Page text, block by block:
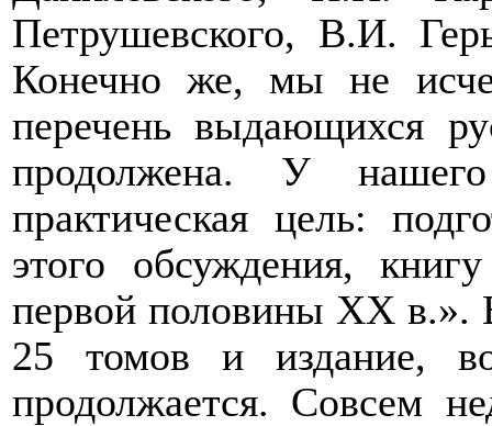
Петрушевского, В.И.
Конечно же, мы не
перечень выдающихся
продолжена. У
практическая цель:
этого обсуждения,
первой половины XX в.».
25 томов и издание,
продолжается. Совсем